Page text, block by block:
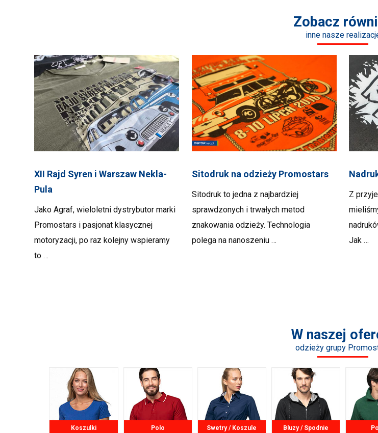
Zobacz
inne nasze
XII Rajd Syren i Warszaw Nekla-
Pula
Jako Agraf, wieloletni dystrybutor marki
Promostars i pasjonat klasycznej
motoryzacji, po raz kolejny wspieramy
to …
Sitodruk na odzieży Promostars
Sitodruk to jedna z najbardziej
sprawdzonych i trwałych metod
znakowania odzieży. Technologia
polega na nanoszeniu …
Z
Jak …
W naszej
odzieży grupy
Koszulki Polo Swetry / Koszule Bluzy / Spodnie